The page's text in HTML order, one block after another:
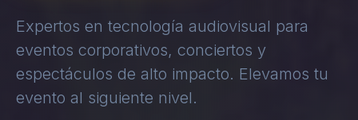
Expertos en tecnología audiovisual para
eventos corporativos, conciertos y
espectáculos de alto impacto. Elevamos tu
evento al siguiente nivel.